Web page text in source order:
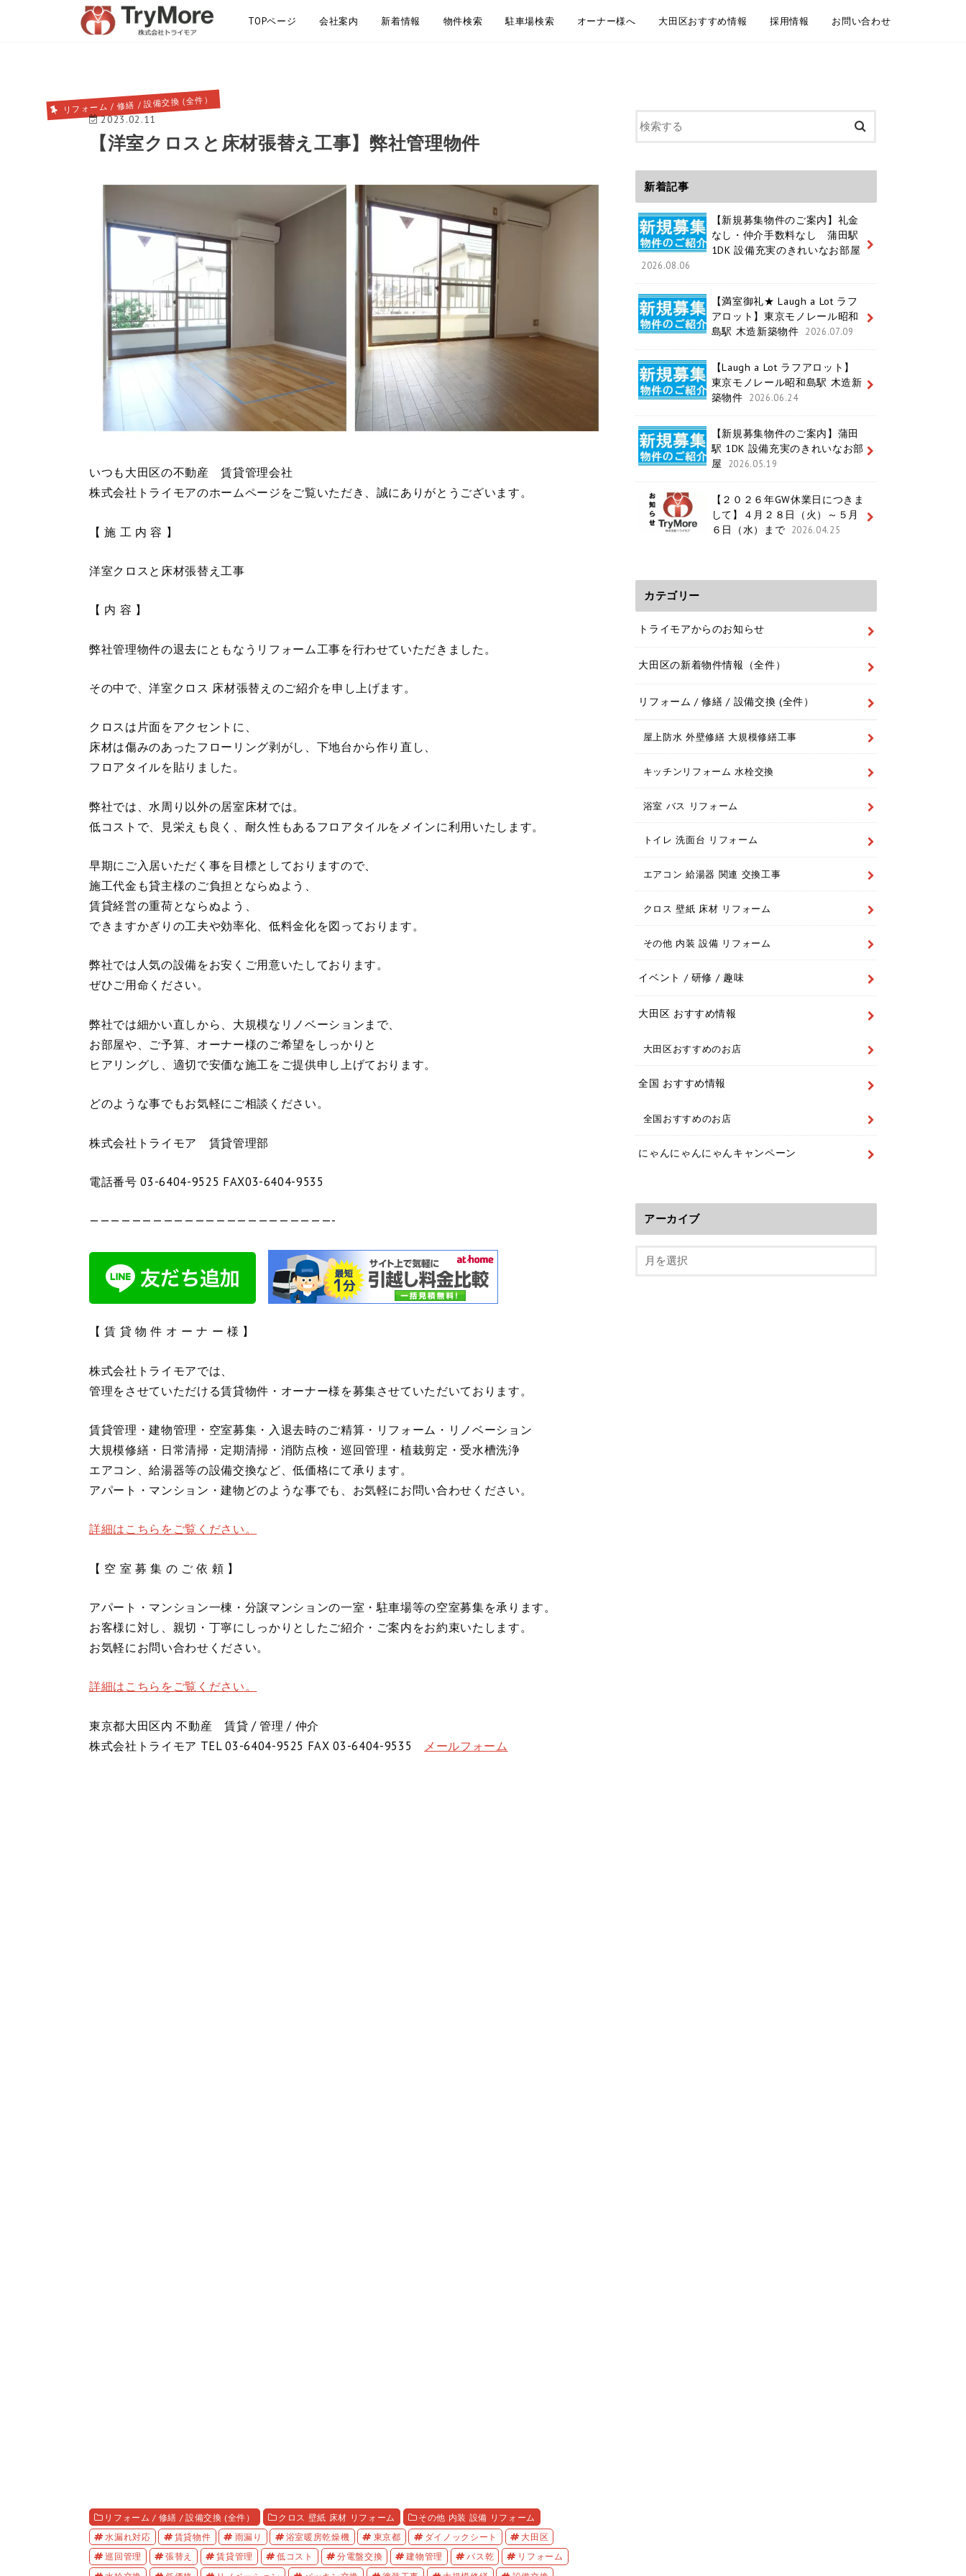
TOPページ 会社案内 新着情報 物件検索 駐車場検索 オーナー様へ 大田区おすすめ情報 採用情報 お問い合わせ
リフォーム / 修繕 / 設備交換 (全件）
2023.02.11
【洋室クロスと床材張替え工事】弊社管理物件
いつも大田区の不動産 賃貸管理会社
株式会社トライモアのホームページをご覧いただき、誠にありがとうございます。
【 施 工 内 容 】
洋室クロスと床材張替え工事
【 内 容 】
弊社管理物件の退去にともなうリフォーム工事を行わせていただきました。
その中で、洋室クロス 床材張替えのご紹介を申し上げます。
クロスは片面をアクセントに、
床材は傷みのあったフローリング剥がし、下地台から作り直し、
フロアタイルを貼りました。
弊社では、水周り以外の居室床材では。
低コストで、見栄えも良く、耐久性もあるフロアタイルをメインに利用いたします。
早期にご入居いただく事を目標としておりますので、
施工代金も貸主様のご負担とならぬよう、
賃貸経営の重荷とならぬよう、
できますかぎりの工夫や効率化、低料金化を図っております。
弊社では人気の設備をお安くご用意いたしております。
ぜひご用命ください。
弊社では細かい直しから、大規模なリノベーションまで、
お部屋や、ご予算、オーナー様のご希望をしっかりと
ヒアリングし、適切で安価な施工をご提供申し上げております。
どのような事でもお気軽にご相談ください。
株式会社トライモア 賃貸管理部
電話番号 03-6404-9525 FAX03-6404-9535
———————————————————————-
【 賃 貸 物 件 オ ー ナ ー 様 】
株式会社トライモアでは、
管理をさせていただける賃貸物件・オーナー様を募集させていただいております。
賃貸管理・建物管理・空室募集・入退去時のご精算・リフォーム・リノベーション
大規模修繕・日常清掃・定期清掃・消防点検・巡回管理・植栽剪定・受水槽洗浄
エアコン、給湯器等の設備交換など、低価格にて承ります。
アパート・マンション・建物どのような事でも、お気軽にお問い合わせください。
詳細はこちらをご覧ください。
【 空 室 募 集 の ご 依 頼 】
アパート・マンション一棟・分譲マンションの一室・駐車場等の空室募集を承ります。
お客様に対し、親切・丁寧にしっかりとしたご紹介・ご案内をお約束いたします。
お気軽にお問い合わせください。
詳細はこちらをご覧ください。
東京都大田区内 不動産 賃貸 / 管理 / 仲介
株式会社トライモア TEL 03-6404-9525 FAX 03-6404-9535 メールフォーム
リフォーム / 修繕 / 設備交換 (全件） クロス 壁紙 床材 リフォーム
その他 内装 設備 リフォーム
水漏れ対応
賃貸物件 雨漏り 浴室暖房乾燥機 東京都 ダイノックシート
大田区
巡回管理
張替え 賃貸管理 低コスト 分電盤交換 建物管理 バス乾
リフォーム
新着記事
【新規募集物件のご案内】礼金
なし・仲介手数料なし 蒲田駅
1DK 設備充実のきれいなお部屋
2026.08.06
【満室御礼★ Laugh a Lot ラフ
アロット】東京モノレール昭和
島駅 木造新築物件
2026.07.09
【Laugh a Lot ラフアロット】
東京モノレール昭和島駅 木造新
築物件
2026.06.24
【新規募集物件のご案内】蒲田
駅 1DK 設備充実のきれいなお部
屋
2026.05.19
【２０２６年GW休業日につきま
して】４月２８日（火）～５月
６日（水）まで
2026.04.25
カテゴリー
トライモアからのお知らせ
大田区の新着物件情報（全件）
リフォーム / 修繕 / 設備交換 (全件）
屋上防水 外壁修繕 大規模修繕工事
キッチンリフォーム 水栓交換
浴室 バス リフォーム
トイレ 洗面台 リフォーム
エアコン 給湯器 関連 交換工事
クロス 壁紙 床材 リフォーム
その他 内装 設備 リフォーム
イベント / 研修 / 趣味
大田区 おすすめ情報
大田区おすすめのお店
全国 おすすめ情報
全国おすすめのお店
にゃんにゃんにゃんキャンペーン
アーカイブ